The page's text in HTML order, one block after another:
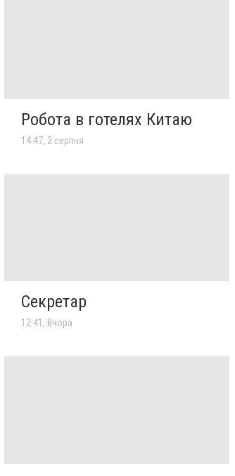
Робота в готелях Китаю
14:47, 2 серпня
Секретар
12:41, Вчора